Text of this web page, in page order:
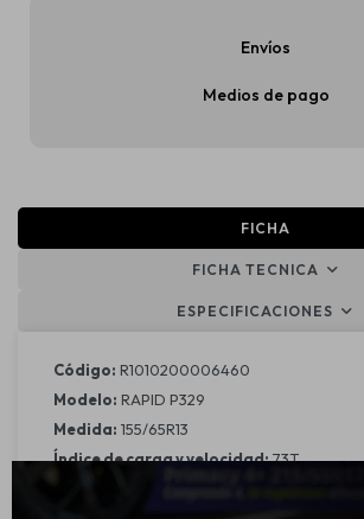
Envíos
Medios de pago
FICHA
FICHA TECNICA
ESPECIFICACIONES
Código: R1010200006460
Modelo: RAPID P329
Medida: 155/65R13
Índice de carga y velocidad:73T